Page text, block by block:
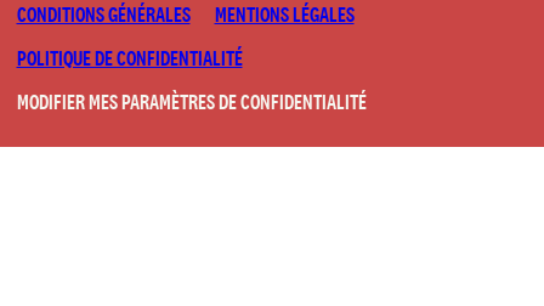
CONDITIONS GÉNÉRALES
MENTIONS LÉGALES
POLITIQUE DE CONFIDENTIALITÉ
MODIFIER MES PARAMÈTRES DE CONFIDENTIALITÉ